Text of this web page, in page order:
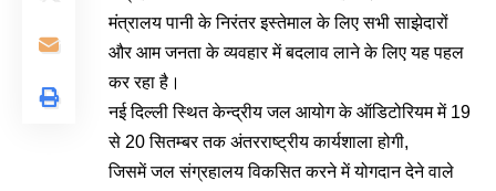
मंत्रालय पानी के निरंतर इस्‍तेमाल के लिए सभी साझेदारों
और आम जनता के व्‍यवहार में बदलाव लाने के लिए यह पहल
कर रहा है।
नई दिल्‍ली स्थित केन्‍द्रीय जल आयोग के ऑडिटोरियम में 19
से 20 सितम्‍बर तक अंतरराष्ट्रीय कार्यशाला होगी,
जिसमें जल संग्रहालय विकसित करने में योगदान देने वाले